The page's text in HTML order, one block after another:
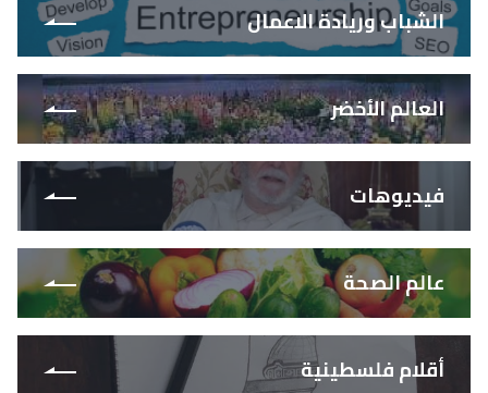
الشباب وريادة الاعمال
العالم الأخضر
فيديوهات
عالم الصحة
أقلام فلسطينية